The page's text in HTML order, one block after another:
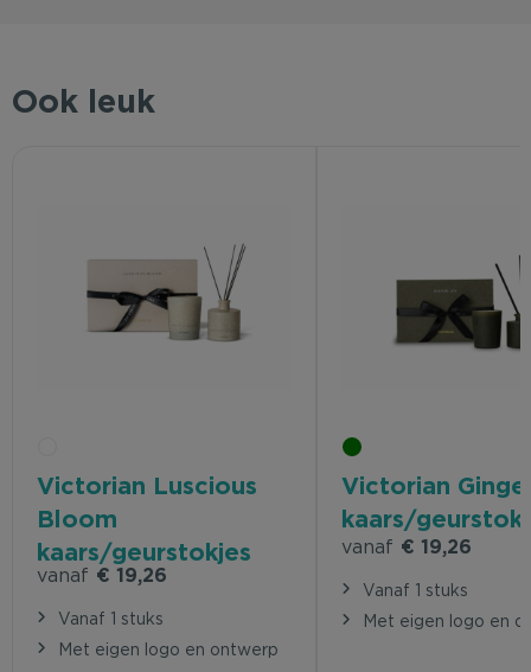
Ook leuk
Victorian Luscious
Bloom
kaars/geurstokjes
vanaf € 19,26
Vanaf 1 stuks
Met eigen logo en ontwerp
Victorian
kaars/
vanaf € 19,26
Vanaf 1 stuks
Met eigen logo en